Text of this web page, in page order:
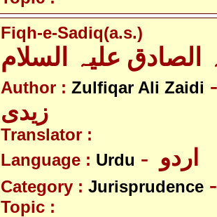
Fiqh-e-Sadiq(a.s.)
الصادق علیہ السلام
Author : Zulfiqar Ali Zaidi علی
زیدی
Translator :
Language : Urdu
Category : Jurisprudence
Topic :